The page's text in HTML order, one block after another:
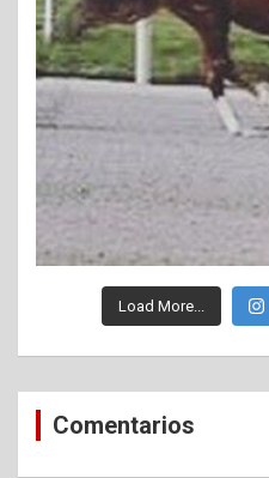
Load More...
Comentarios